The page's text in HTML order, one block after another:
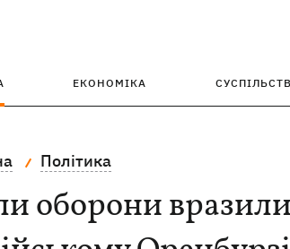
ЕКОНОМІКА
Політика
оборони вразили